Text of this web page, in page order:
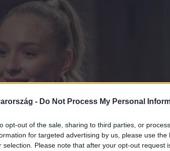
- Do Not Process My Personal
opt-out of the sale, sharing to third parties, or
for targeted advertising by us, please use the
selection. Please note that after your opt-out request